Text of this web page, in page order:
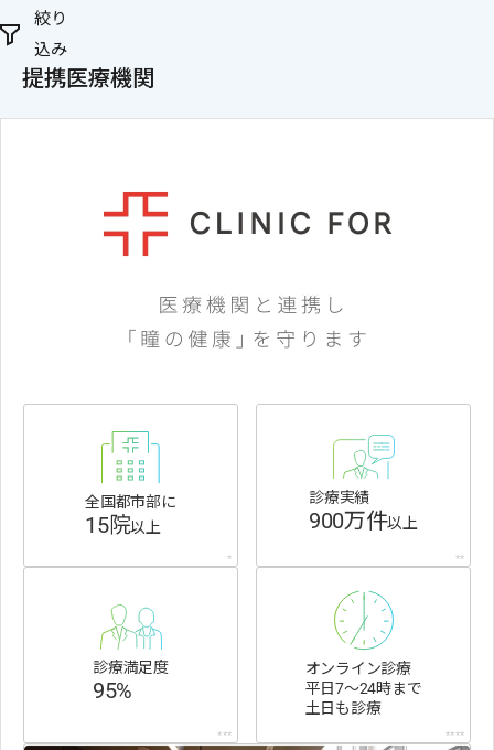
絞り
込み
提携医療機関
全国都市部に
15院以上
*
診療実績
900万件以上
**
診療満足度
95%
***
オンライン診療
平日7〜24時まで
土日も診療
****